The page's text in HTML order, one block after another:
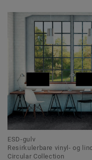
ESD-gulv
Resirkulerbare vinyl- og
Circular Collection